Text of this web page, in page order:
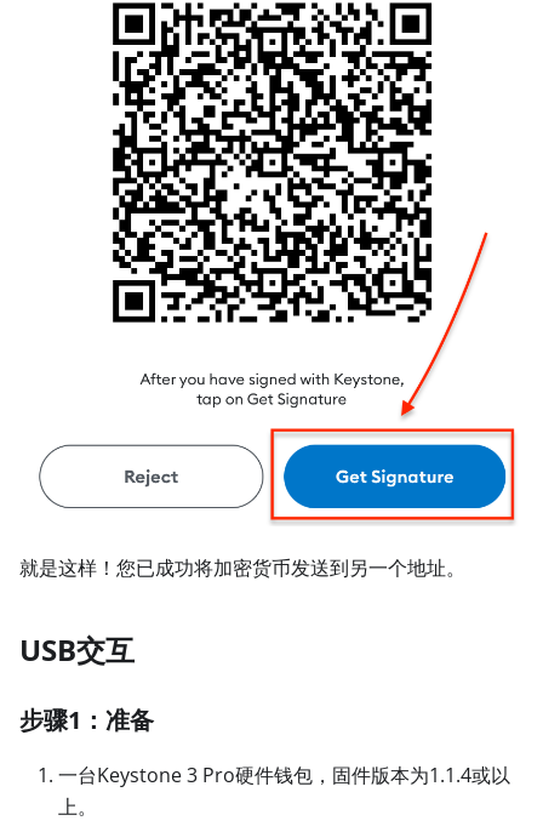
就是这样！您已成功将加密货币发送到另一个地址。
USB交互
步骤1：准备
一台Keystone 3 Pro硬件钱包，固件版本为1.1.4或以
上。